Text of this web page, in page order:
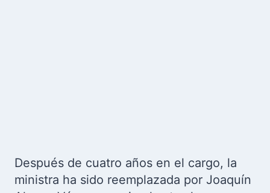
Después de cuatro años en el cargo, la
ministra ha sido reemplazada por Joaquín